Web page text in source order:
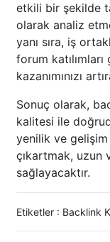
etkili bir şekilde
olarak analiz
yanı sıra, iş
forum
kazanımınızı
Sonuç olarak,
kalitesi ile
yenilik ve
çıkartmak, uzun
sağlayacaktır.
Etiketler : Backlink